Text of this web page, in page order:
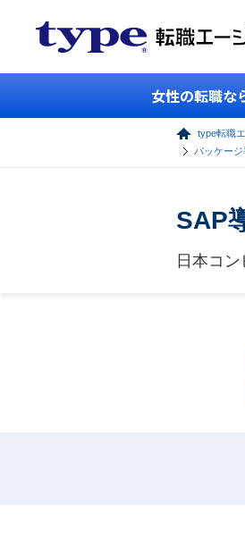
女性の転職な
type転職
パッケー
SAP
日本コ